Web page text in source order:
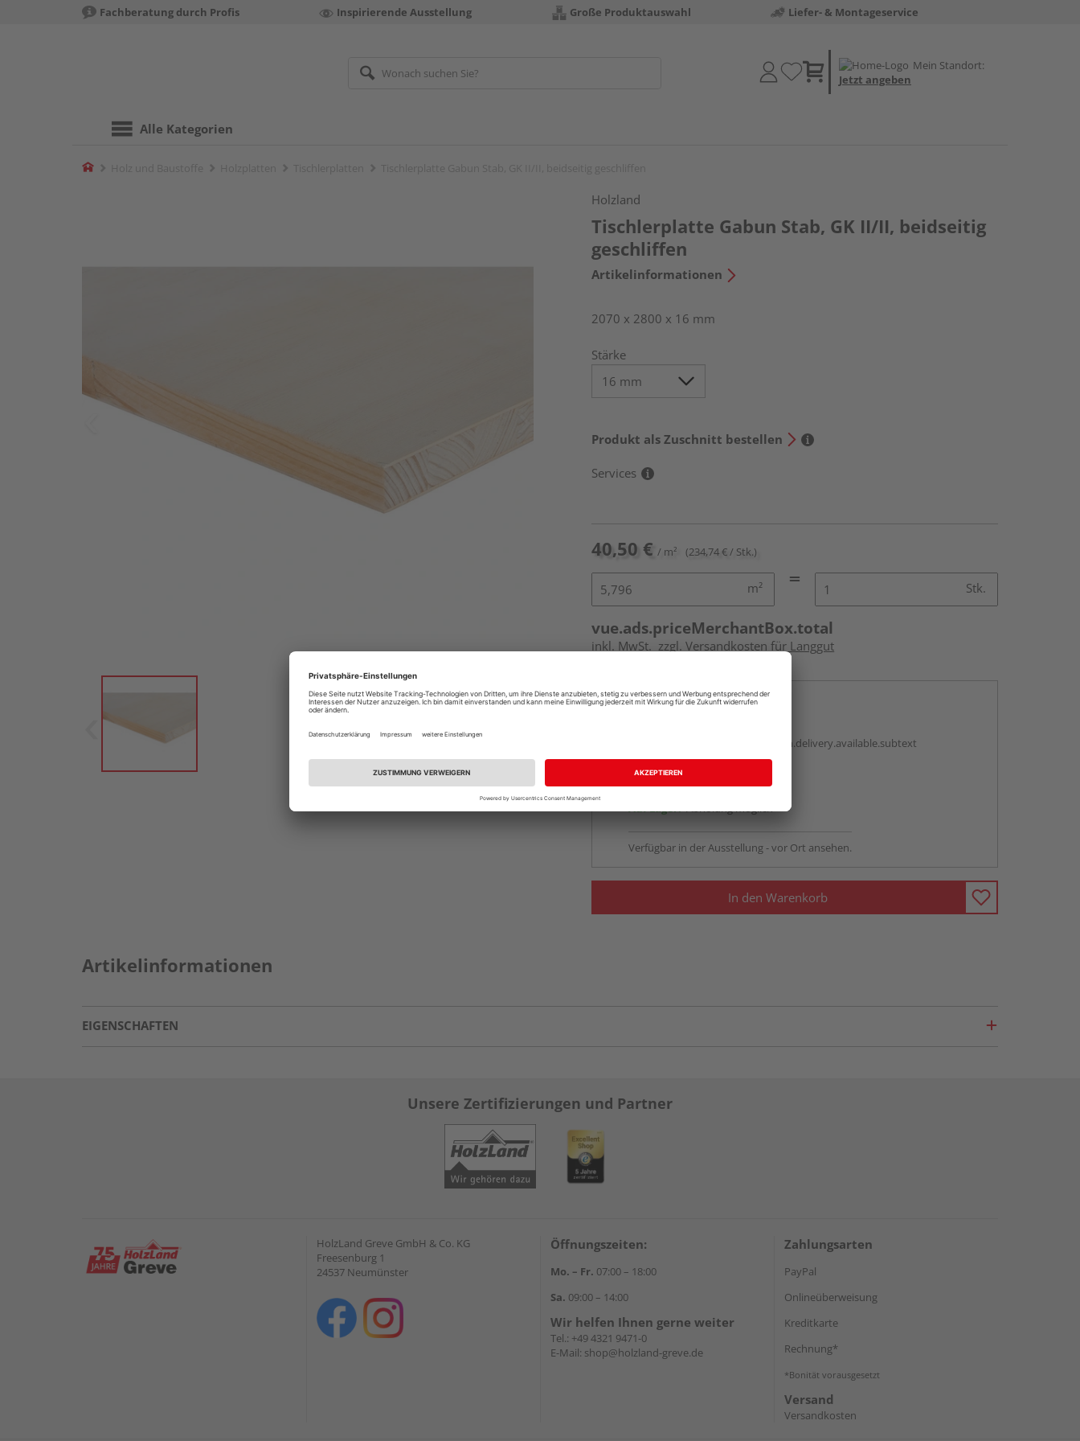
Fachberatung durch Profis Inspirierende Ausstellung Große Produktauswahl Liefer- & Montageservice
Mein Standort:
Jetzt angeben
Alle Kategorien
Home
Holzland
Tischlerplatte Gabun Stab, GK II/II, beidseitig
geschliffen
Artikelinformationen
2070 x 2800 x 16 mm
Stärke
Produkt als Zuschnitt bestellen
Services
40,50 € / m² (234,74 € / Stk.)
m² Stk.
vue.ads.priceMerchantBox.total
inkl. MwSt.zzgl. Versandkosten für Langgut
Online bestellen
vue.ads.priceMerchantBox.option.delivery.available.subtext
Beim Händler abholen
Auf Lager:Abholung möglich
Verfügbar in der Ausstellung - vor Ort ansehen.
In den Warenkorb
Artikelinformationen
EIGENSCHAFTEN
Unsere Zertifizierungen und Partner
HolzLand Greve GmbH & Co. KG
Freesenburg 1
24537 Neumünster
Öffnungszeiten:
Mo. – Fr. 07:00 – 18:00
Sa. 09:00 – 14:00
Wir helfen Ihnen gerne weiter
Tel.: +49 4321 9471-0
E-Mail: shop@holzland-greve.de
Zahlungsarten
PayPal
Onlineüberweisung
Kreditkarte
Rechnung*
*Bonität vorausgesetzt
Versand
Versandkosten